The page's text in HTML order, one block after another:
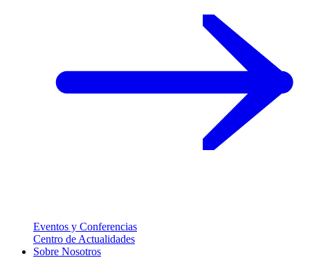
Eventos y Conferencias
Centro de Actualidades
Sobre Nosotros